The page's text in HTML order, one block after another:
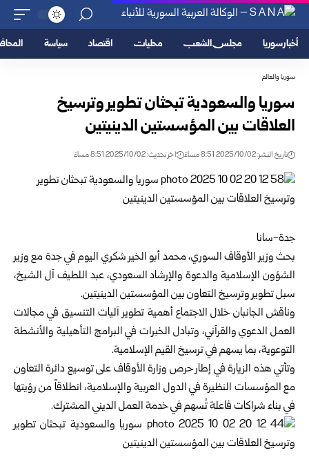
أخبار سوريا مجلس الشعب محليات اقتصاد سياسة
سوريا والعالم
سوريا والسعودية تبحثان تطوير وترسيخ
العلاقات بين المؤسستين الدينيتين
تاريخ النشر: 2025/10/02 8:51 مساءً اخر تحديث: 2025/10/02 8:51 مساءً
جدة-سانا
بحثوزير الأوقاف السوري، محمد أبو الخير شكري اليوم في جدة مع وزير
الشؤون الإسلامية والدعوة والإرشاد السعودي، عبد اللطيف آل الشيخ،
سبل تطوير وترسيخ التعاون بين المؤسستين الدينيتين.
وناقش الجانبان خلال الاجتماع أهمية تطوير آليات التنسيق في مجالات
العمل الدعوي والقرآني، وتبادل الخبرات في البرامج التأهيلية والأنشطة
التوعوية، بما يسهم في ترسيخ القيم الإسلامية.
وتأتي هذه الزيارة في إطار حرص وزارة الأوقاف على توسيع دائرة التعاون
مع المؤسسات النظيرة في الدول العربية والإسلامية، انطلاقاً من رؤيتها
في بناء شراكات فاعلة تُسهم في خدمة العمل الديني المشترك.